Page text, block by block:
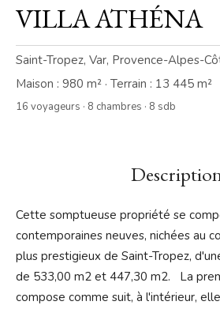
VILLA ATHÉNA
Saint-Tropez, Var, Provence-Alpes-
Maison : 980 m² · Terrain : 13 445 m²
16 voyageurs · 8 chambres · 8 sdb
Cette somptueuse propriété se
contemporaines neuves, nichées au
plus prestigieux de Saint-Tropez,
de 533,00 m2 et 447,30 m2. La
compose comme suit, à l'intérieur,